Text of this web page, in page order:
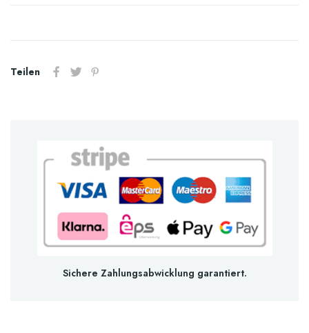
Teilen
Sichere Zahlungsabwicklung garantiert.